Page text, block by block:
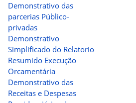
Demonstrativo das
parcerias Público-
privadas
Demonstrativo
Simplificado do Relatorio
Resumido Execução
Orcamentária
Demonstrativo das
Receitas e Despesas